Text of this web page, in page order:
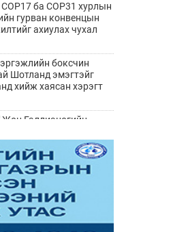
ба COP31 хурлын
гурван конвенцын
ахиулах чухал
боксчин
Шотланд эмэгтэйг
хийж хаясан хэрэгт
Жон Галлианогийн
дагуулж эхлэв
Америк- Хятадын